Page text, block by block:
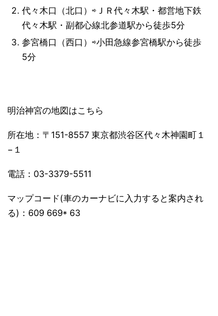
代々木口（北口）⇨ＪＲ代々木駅・都営地下鉄
代々木駅・副都心線北参道駅から徒歩5分
参宮橋口（西口）⇨小田急線参宮橋駅から徒歩
5分
明治神宮の地図はこちら
所在地：〒151-8557 東京都渋谷区代々木神園町１
−１
電話：03-3379-5511
マップコード(車のカーナビに入力すると案内され
る)：609 669* 63